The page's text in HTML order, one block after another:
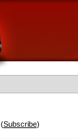
(Subscribe)